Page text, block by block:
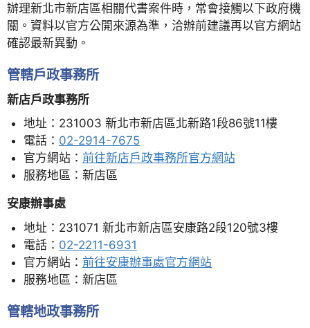
辦理新北市新店區相關代書案件時，常會接觸以下政府機
關。資料以官方公開來源為準，洽辦前建議再以官方網站
確認最新異動。
管轄戶政事務所
新店戶政事務所
地址：231003 新北市新店區北新路1段86號11樓
電話： 02-2914-7675
官方網站： 前往新店戶政事務所官方網站
服務地區：新店區
安康辦事處
地址：231071 新北市新店區安康路2段120號3樓
電話： 02-2211-6931
官方網站： 前往安康辦事處官方網站
服務地區：新店區
管轄地政事務所